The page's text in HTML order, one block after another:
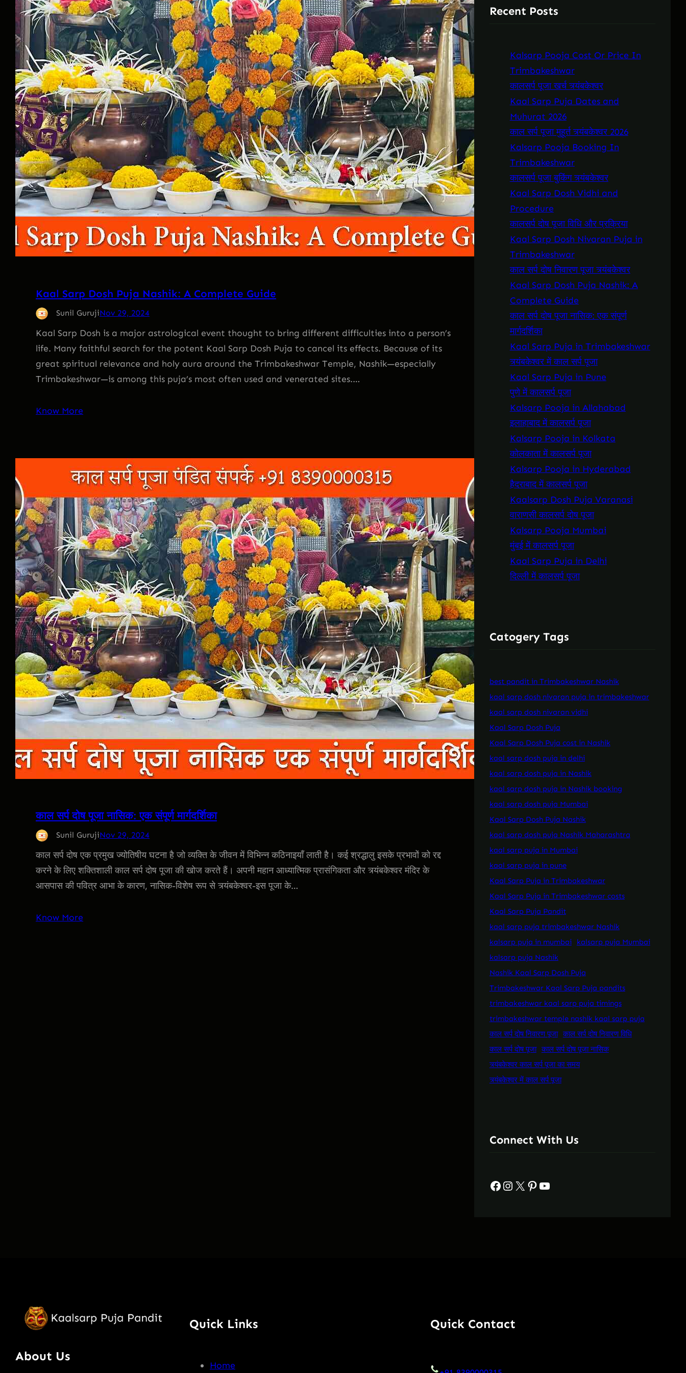
Kaal Sarp Dosh Puja Nashik: A Complete Guide
Sunil GurujiNov 29, 2024
Kaal Sarp Dosh is a major astrological event thought to bring different difficulties into a person’s
life. Many faithful search for the potent Kaal Sarp Dosh Puja to cancel its effects. Because of its
great spiritual relevance and holy aura around the Trimbakeshwar Temple, Nashik—especially
Trimbakeshwar—is among this puja’s most often used and venerated sites.…
Know More
काल सर्प दोष पूजा नासिक: एक संपूर्ण मार्गदर्शिका
Sunil GurujiNov 29, 2024
काल सर्प दोष एक प्रमुख ज्योतिषीय घटना है जो व्यक्ति के जीवन में विभिन्न कठिनाइयाँ लाती है। कई श्रद्धालु इसके प्रभावों को रद्द
करने के लिए शक्तिशाली काल सर्प दोष पूजा की खोज करते हैं। अपनी महान आध्यात्मिक प्रासंगिकता और त्र्यंबकेश्वर मंदिर के
आसपास की पवित्र आभा के कारण, नासिक-विशेष रूप से त्र्यंबकेश्वर-इस पूजा के…
Know More
c
Recent Posts
Kalsarp Pooja Cost Or Price In
Trimbakeshwar
कालसर्प पूजा खर्च त्र्यंबकेश्वर
Kaal Sarp Puja Dates and
Muhurat 2026
काल सर्प पूजा मुहूर्त त्र्यंबकेश्वर 2026
Kalsarp Pooja Booking In
Trimbakeshwar
कालसर्प पूजा बुकिंग त्र्यंबकेश्वर
Kaal Sarp Dosh Vidhi and
Procedure
कालसर्प दोष पूजा विधि और प्रक्रिया
Kaal Sarp Dosh Nivaran Puja in
Trimbakeshwar
काल सर्प दोष निवारण पूजा त्र्यंबकेश्वर
Kaal Sarp Dosh Puja Nashik: A
Complete Guide
काल सर्प दोष पूजा नासिक: एक संपूर्ण
मार्गदर्शिका
Kaal Sarp Puja in Trimbakeshwar
त्र्यंबकेश्वर में काल सर्प पूजा
Kaal Sarp Puja in Pune
पुणे में कालसर्प पूजा
Kalsarp Pooja in Allahabad
इलाहाबाद में कालसर्प पूजा
Kalsarp Pooja in Kolkata
कोलकाता में कालसर्प पूजा
Kalsarp Pooja in Hyderabad
हैदराबाद में कालसर्प पूजा
Kaalsarp Dosh Puja Varanasi
वाराणसी कालसर्प दोष पूजा
Kalsarp Pooja Mumbai
मुंबई में कालसर्प पूजा
Kaal Sarp Puja in Delhi
दिल्ली में कालसर्प पूजा
Catogery Tags
best pandit in Trimbakeshwar Nashik
kaal sarp dosh nivaran puja in trimbakeshwar
kaal sarp dosh nivaran vidhi
Kaal Sarp Dosh Puja
Kaal Sarp Dosh Puja cost in Nashik
kaal sarp dosh puja in delhi
kaal sarp dosh puja in Nashik
kaal sarp dosh puja in Nashik booking
kaal sarp dosh puja Mumbai
Kaal Sarp Dosh Puja Nashik
kaal sarp dosh puja Nashik Maharashtra
kaal sarp puja in Mumbai
kaal sarp puja in pune
Kaal Sarp Puja in Trimbakeshwar
Kaal Sarp Puja in Trimbakeshwar costs
Kaal Sarp Puja Pandit
kaal sarp puja trimbakeshwar Nashik
kalsarp puja in mumbai
kalsarp puja Mumbai
kalsarp puja Nashik
Nashik Kaal Sarp Dosh Puja
Trimbakeshwar Kaal Sarp Puja pandits
trimbakeshwar kaal sarp puja timings
trimbakeshwar temple nashik kaal sarp puja
काल सर्प दोष निवारण पूजा काल सर्प दोष निवारण विधि
काल सर्प दोष पूजा काल सर्प दोष पूजा नासिक
त्र्यंबकेश्वर काल सर्प पूजा का समय
त्र्यंबकेश्वर में काल सर्प पूजा
Connect With Us
Facebook Instagram X Pinterest YouTube
About Us
Quick Links
Home
Quick Contact